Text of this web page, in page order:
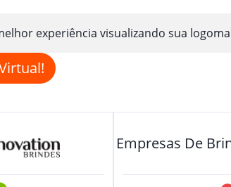
experiência visualizando sua
Empresas De